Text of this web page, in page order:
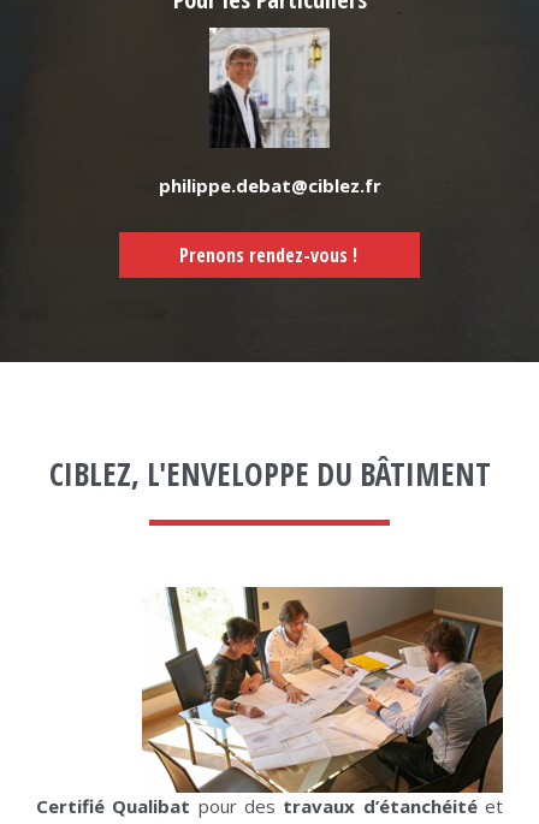
philippe.debat@ciblez.fr
Prenons rendez-vous !
CIBLEZ, L'ENVELOPPE DU BÂTIMENT
Certifié Qualibat pour des travaux d’étanchéitéet